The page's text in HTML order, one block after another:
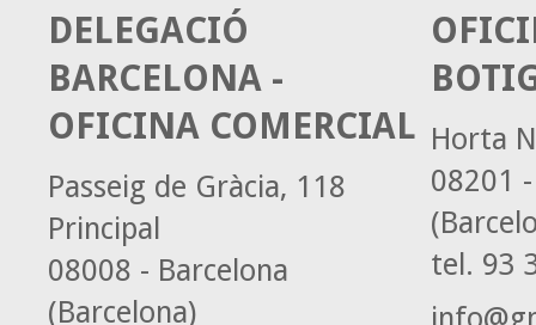
Horta
08201
tel. 93
DELEGACIÓ
BARCELONA -
OFICINA COMERCIAL
Passeig de Gràcia, 118
Principal
08008 - Barcelona
(Barcelona)